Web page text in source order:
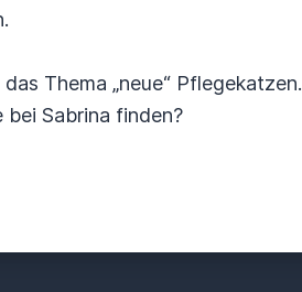
Thema „neue“ Pflegekatzen.
Sabrina finden?